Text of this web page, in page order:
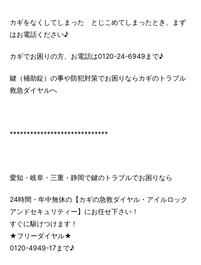
カギをなくしてしまった とじこめてしまったとき、まず
はお電話ください♪
カギでお困りの方、お電話は0120-24-6949まで♪
鍵（補助錠）の事や防犯対策でお困りならカギのトラブル
救急ダイヤルへ
*****************************
愛知・岐阜・三重・静岡で鍵のトラブルでお困りなら
24時間・年中無休の【カギの急救ダイヤル・アイルロック
アンドセキュリティー】にお任せ下さい！
すぐに駆けつけます！
★フリーダイヤル★
0120-4949-17まで♪